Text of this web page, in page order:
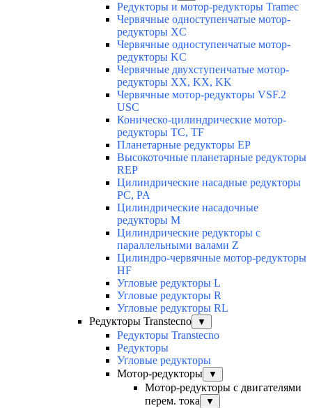
Редукторы и мотор-редукторы Tramec
Червячные одноступенчатые мотор-
редукторы XC
Червячные одноступенчатые мотор-
редукторы KC
Червячные двухступенчатые мотор-
редукторы XX, KX, KK
Червячные мотор-редукторы VSF.2
USC
Коническо-цилиндрические мотор-
редукторы TC, TF
Планетарные редукторы EP
Высокоточные планетарные редукторы
REP
Цилиндрические насадные редукторы
PC, PA
Цилиндрические насадочные
редукторы M
Цилиндрические редукторы с
параллельными валами Z
Цилиндро-червячные мотор-редукторы
HF
Угловые редукторы L
Угловые редукторы R
Угловые редукторы RL
Редукторы Transtecno
▼
Редукторы Transtecno
Редукторы
Угловые редукторы
Мотор-редукторы
▼
Мотор-редукторы с двигателями
перем. тока
▼